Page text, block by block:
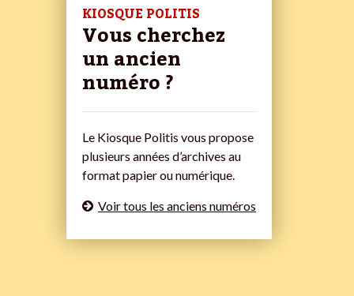
KIOSQUE POLITIS
Vous cherchez
un ancien
numéro ?
Le Kiosque Politis vous propose
plusieurs années d’archives au
format papier ou numérique.
Voir tous les anciens numéros